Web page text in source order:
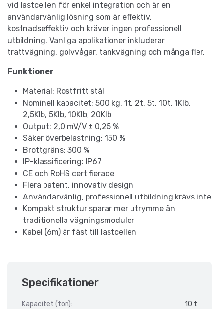
vid lastcellen för enkel integration och är en
användarvänlig lösning som är effektiv,
kostnadseffektiv och kräver ingen professionell
utbildning. Vanliga applikationer inkluderar
trattvägning, golvvågar, tankvägning och många fler.
Funktioner
Material: Rostfritt stål
Nominell kapacitet: 500 kg, 1t, 2t, 5t, 10t, 1Klb,
2,5Klb, 5Klb, 10Klb, 20Klb
Output: 2,0 mV/V ± 0,25 %
Säker överbelastning: 150 %
Brottgräns: 300 %
IP-klassificering: IP67
CE och RoHS certifierade
Flera patent, innovativ design
Användarvänlig, professionell utbildning krävs inte
Kompakt struktur sparar mer utrymme än
traditionella vägningsmoduler
Kabel (6m) är fäst till lastcellen
Specifikationer
Kapacitet (ton): 10 t